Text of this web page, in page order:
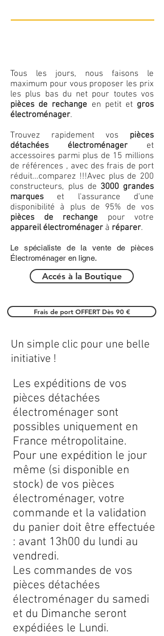
Tous les jours, nous faisons le
maximum pour vous proposer les prix
les plus bas du net pour toutes vos
pièces de rechange en petit et gros
électroménager.
Trouvez rapidement vos pièces
détachées électroménager et
accessoires parmi plus de 15 millions
de références , avec des frais de port
réduit...comparez !!!Avec plus de 200
constructeurs, plus de 3000 grandes
marques et l'assurance d'une
disponibilité à plus de 95% de vos
pièces de rechange pour votre
appareil électroménager à réparer.
Le spécialiste de la vente de pièces
Électroménager en ligne.
Accés à la Boutique
Frais de port OFFERT Dès 90 €
Les expéditions de vos
pièces détachées
électroménager sont
possibles uniquement en
France métropolitaine.
Pour une expédition le jour
même (si disponible en
stock) de vos pièces
électroménager, votre
commande et la validation
du panier doit être effectuée
: avant 13h00 du lundi au
vendredi.
Les commandes de vos
pièces détachées
électroménager du samedi
et du Dimanche seront
expédiées le Lundi.
Un simple clic pour une belle
initiative !